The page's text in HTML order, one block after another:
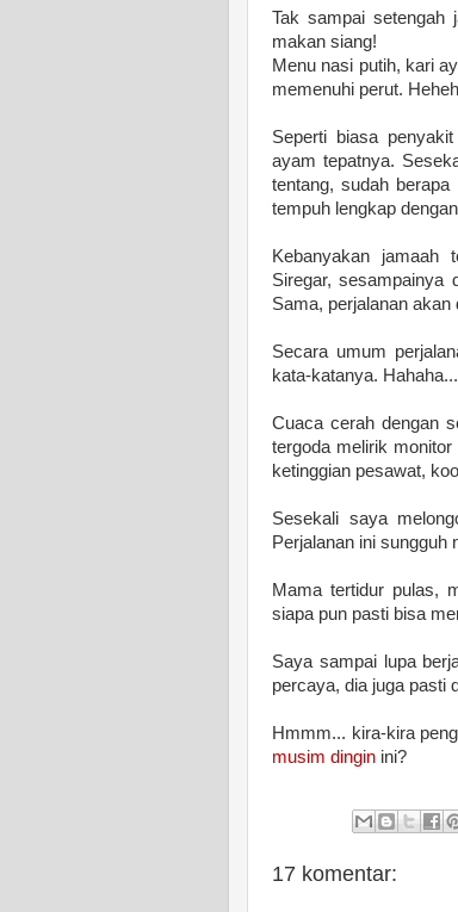
Tak sampai setengah
makan siang!
Menu nasi putih, kari
memenuhi perut.
Seperti biasa
ayam tepatnya.
tentang, sudah
tempuh lengkap
Kebanyakan jamaah
Siregar, sesampainya
Sama, perjalanan
Secara umum
kata-katanya. Hahaha...
Cuaca cerah dengan
tergoda melirik
ketinggian pesawat,
Sesekali saya
Perjalanan ini sungguh
Mama tertidur pulas,
siapa pun pasti bisa
Saya sampai lupa
percaya, dia juga pasti
Hmmm... kira-kira
musim dingin ini?
17 komentar: